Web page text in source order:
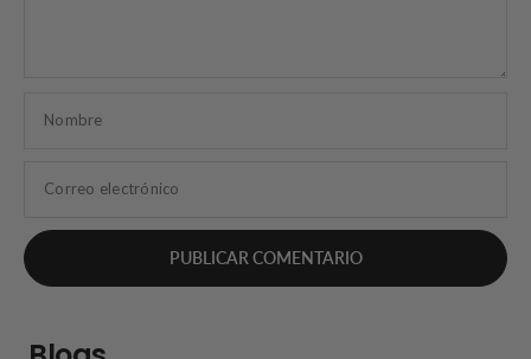
Nombre
Correo electrónico